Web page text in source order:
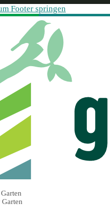
Footer springen